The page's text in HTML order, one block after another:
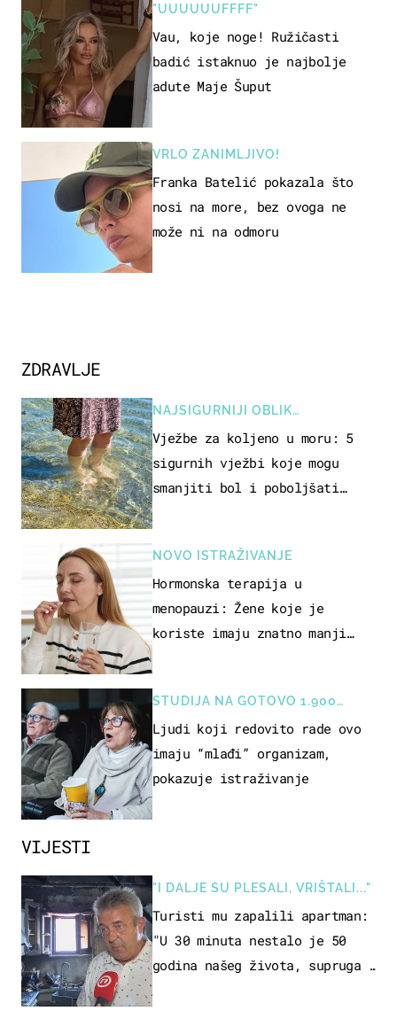
VIJESTI
"I DALJE SU PLESALI, VRIŠTALI..."
Turisti mu zapalili apartman:
"U 30 minuta nestalo je 50
godina našeg života, supruga i
"UUUUUUFFFF"
Vau, koje noge! Ružičasti
badić istaknuo je najbolje
adute Maje Šuput
VRLO ZANIMLJIVO!
Franka Batelić pokazala što
nosi na more, bez ovoga ne
može ni na odmoru
ZDRAVLJE
NAJSIGURNIJI OBLIK
REKREACIJE
Vježbe za koljeno u moru: 5
sigurnih vježbi koje mogu
smanjiti bol i poboljšati
NOVO ISTRAŽIVANJE
Hormonska terapija u
menopauzi: Žene koje je
koriste imaju znatno manji
STUDIJA NA GOTOVO 1.900
OSOBA
Ljudi koji redovito rade ovo
imaju “mlađi” organizam,
pokazuje istraživanje